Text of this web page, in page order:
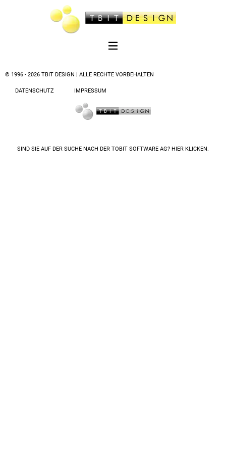
© 1996 - 2026 TBIT DESIGN | ALLE RECHTE VORBEHALTEN
DATENSCHUTZ IMPRESSUM
SIND SIE AUF DER SUCHE NACH DER TOBIT SOFTWARE AG? HIER KLICKEN.